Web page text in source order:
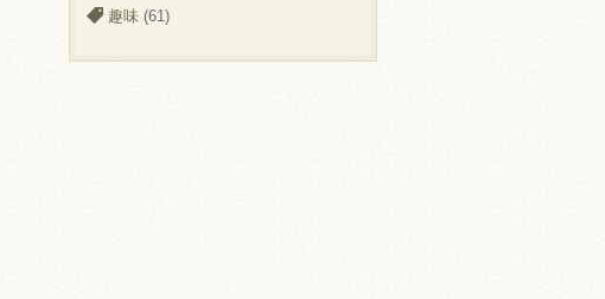
趣味 (61)